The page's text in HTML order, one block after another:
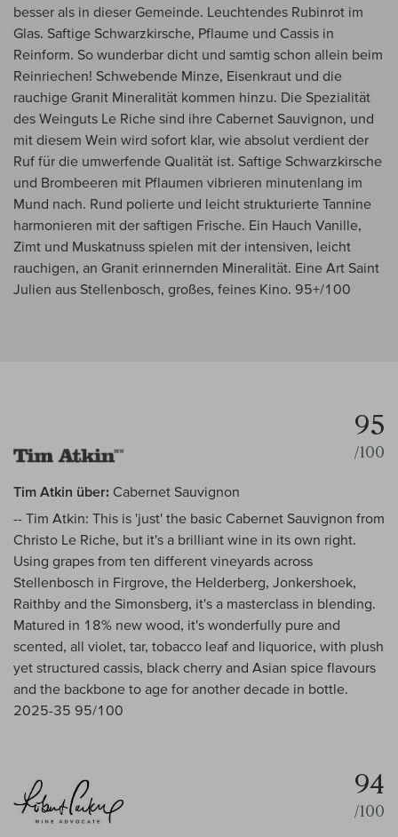
besser als in dieser Gemeinde. Leuchtendes Rubinrot im
Glas. Saftige Schwarzkirsche, Pflaume und Cassis in
Reinform. So wunderbar dicht und samtig schon allein beim
Reinriechen! Schwebende Minze, Eisenkraut und die
rauchige Granit Mineralität kommen hinzu. Die Spezialität
des Weinguts Le Riche sind ihre Cabernet Sauvignon, und
mit diesem Wein wird sofort klar, wie absolut verdient der
Ruf für die umwerfende Qualität ist. Saftige Schwarzkirsche
und Brombeeren mit Pflaumen vibrieren minutenlang im
Mund nach. Rund polierte und leicht strukturierte Tannine
harmonieren mit der saftigen Frische. Ein Hauch Vanille,
Zimt und Muskatnuss spielen mit der intensiven, leicht
rauchigen, an Granit erinnernden Mineralität. Eine Art Saint
Julien aus Stellenbosch, großes, feines Kino. 95+/100
95
/100
Tim Atkin über: Cabernet Sauvignon
-- Tim Atkin: This is 'just' the basic Cabernet Sauvignon from
Christo Le Riche, but it's a brilliant wine in its own right.
Using grapes from ten different vineyards across
Stellenbosch in Firgrove, the Helderberg, Jonkershoek,
Raithby and the Simonsberg, it's a masterclass in blending.
Matured in 18% new wood, it's wonderfully pure and
scented, all violet, tar, tobacco leaf and liquorice, with plush
yet structured cassis, black cherry and Asian spice flavours
and the backbone to age for another decade in bottle.
2025-35 95/100
94
/100